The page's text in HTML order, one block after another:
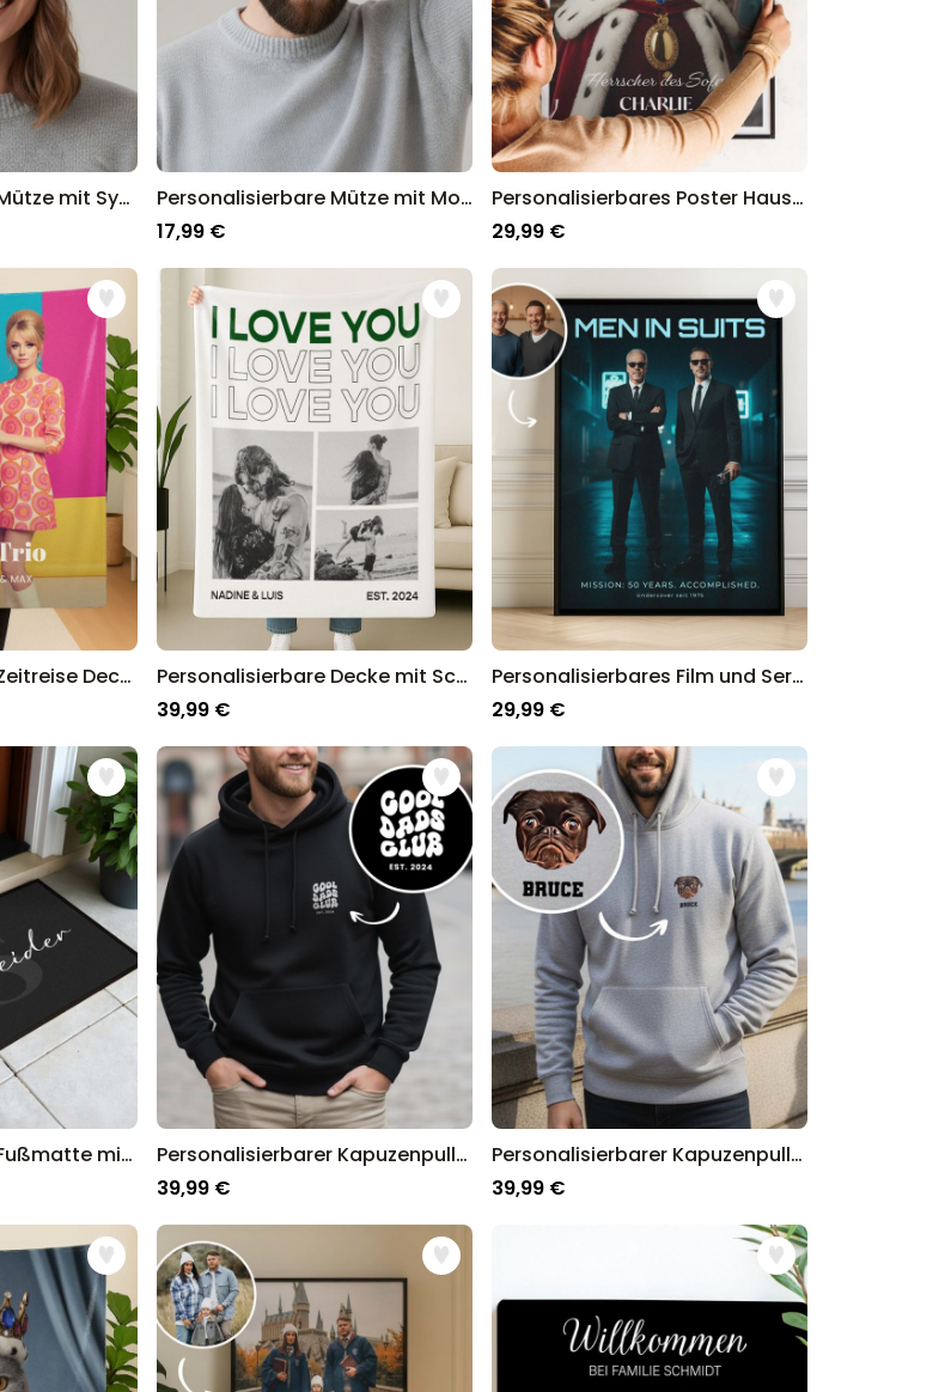
Personalisierbare Mütze mit Symbol und Text
Personalisierbare Mütze mit Monogramm
17,99 €
Personalisierbares Poster Haustier mit Kostüm
29,99 €
Personalisierbare Zeitreise Decke
Personalisierbare Decke mit Schwarz Weiß Fotos und Text
39,99 €
Personalisierbares Film und Serien Poster
29,99 €
Personalisierbare Fußmatte mit Monogramm
Personalisierbarer Kapuzenpullover Cool Moms & Dads Club
39,99 €
Personalisierbarer Kapuzenpullover mit deinem Haustier als Comic
39,99 €